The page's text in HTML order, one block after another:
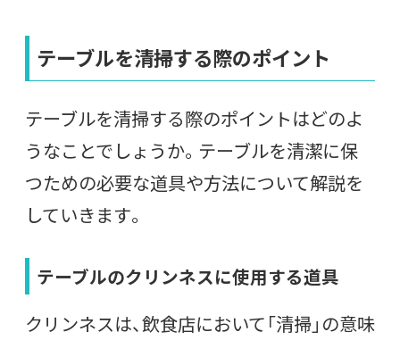
テーブルを清掃する際のポイント
テーブルを清掃する際のポイントはどのよ
うなことでしょうか。テーブルを清潔に保
つための必要な道具や方法について解説を
していきます。
テーブルのクリンネスに使用する道具
クリンネスは、飲食店において「清掃」の意味